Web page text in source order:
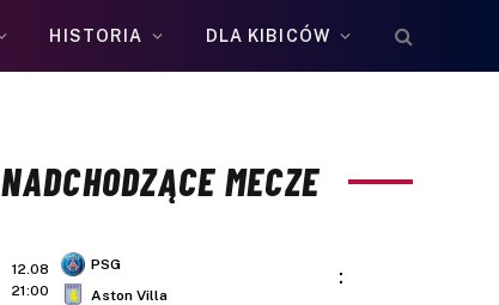
HISTORIA DLA KIBICÓW
NADCHODZĄCE MECZE
12.08
21:00
PSG
Aston Villa
: